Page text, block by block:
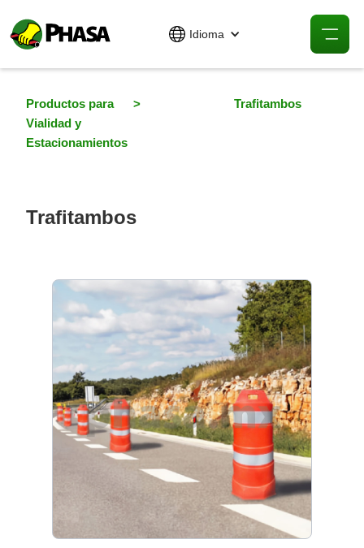
Idioma
Productos para
Vialidad y
Estacionamientos
> Trafitambos
Trafitambos